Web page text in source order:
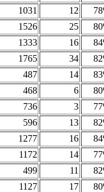
1031 12
1526 25
1333 16
1765 34
487 14
468 6
736 3
596 13
1277 16
1172 14
499 11
1127 17